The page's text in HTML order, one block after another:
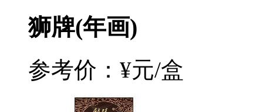
狮牌(年画)
参考价：¥元/盒